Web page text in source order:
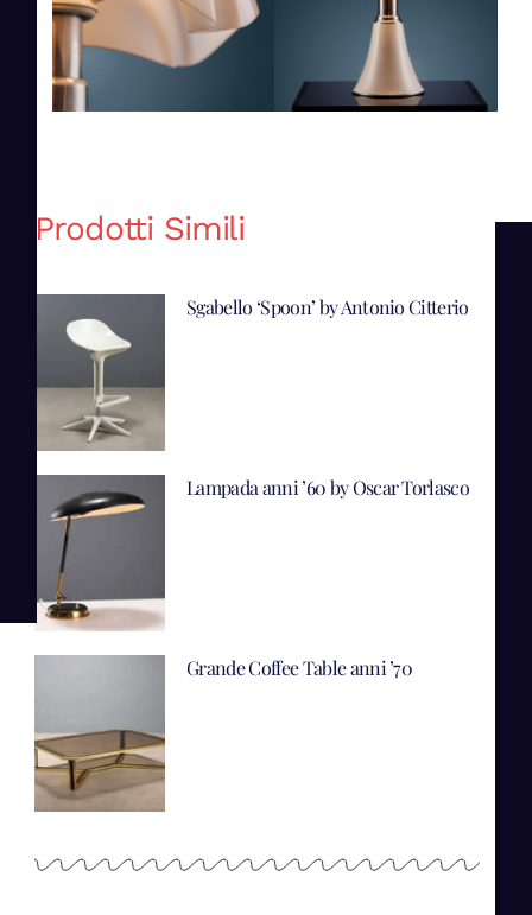
Prodotti Simili
Sgabello ‘Spoon’ by Antonio Citterio
Lampada anni ’60 by Oscar Torlasco
Grande Coffee Table anni ’70